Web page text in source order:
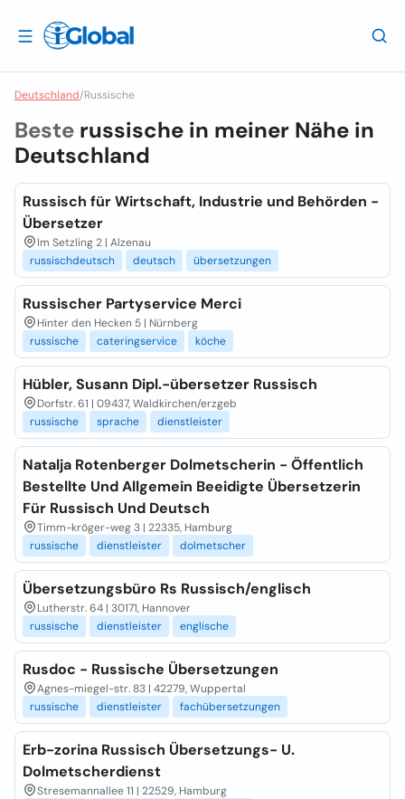
Deutschland/Russische
Beste russische in meiner Nähe in
Deutschland
Russisch für Wirtschaft, Industrie und Behörden -
Übersetzer
Im Setzling 2 | Alzenau
russischdeutsch
deutsch übersetzungen
Russischer Partyservice Merci
Hinter den Hecken 5 | Nürnberg
russische
cateringservice köche
Hübler, Susann Dipl.-übersetzer Russisch
Dorfstr. 61 | 09437, Waldkirchen/erzgeb
russische
sprache dienstleister
Natalja Rotenberger Dolmetscherin - Öffentlich
Bestellte Und Allgemein Beeidigte Übersetzerin
Für Russisch Und Deutsch
Timm-kröger-weg 3 | 22335, Hamburg
russische
dienstleister dolmetscher
Übersetzungsbüro Rs Russisch/englisch
Lutherstr. 64 | 30171, Hannover
russische
dienstleister englische
Rusdoc - Russische Übersetzungen
Agnes-miegel-str. 83 | 42279, Wuppertal
russische
dienstleister fachübersetzungen
Erb-zorina Russisch Übersetzungs- U.
Dolmetscherdienst
Stresemannallee 11 | 22529, Hamburg